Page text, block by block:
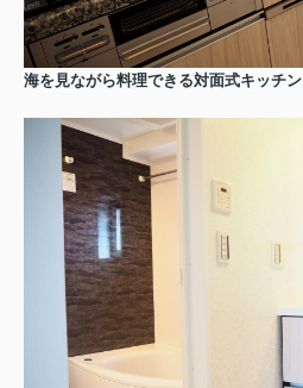
海を見ながら料理できる対面式キッチン